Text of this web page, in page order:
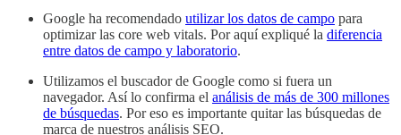
Google ha recomendado utilizar los datos de campo para
optimizar las core web vitals. Por aquí expliqué la diferencia
entre datos de campo y laboratorio.
Utilizamos el buscador de Google como si fuera un
navegador. Así lo confirma el análisis de más de 300 millones
de búsquedas. Por eso es importante quitar las búsquedas de
marca de nuestros análisis SEO.